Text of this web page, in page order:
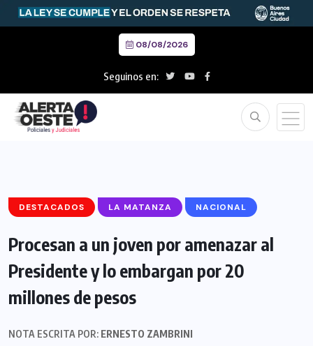
08/08/2026
Seguinos en:
DESTACADOS LA MATANZA NACIONAL
Procesan a un joven por amenazar al
Presidente y lo embargan por 20
millones de pesos
NOTA ESCRITA POR: ERNESTO ZAMBRINI